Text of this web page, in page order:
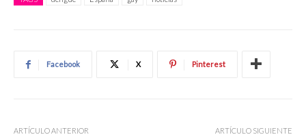
Facebook X Pinterest
ARTÍCULO ANTERIOR ARTÍCULO SIGUIENTE